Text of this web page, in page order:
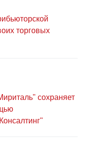
торговых
сохраняет